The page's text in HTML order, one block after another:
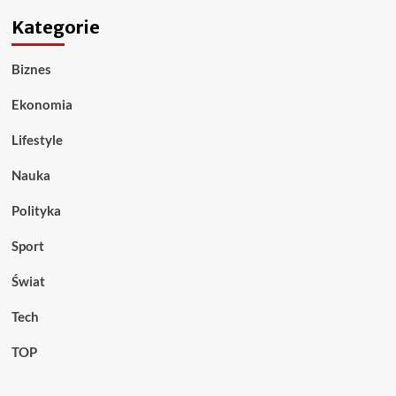
Kategorie
Biznes
Ekonomia
Lifestyle
Nauka
Polityka
Sport
Świat
Tech
TOP